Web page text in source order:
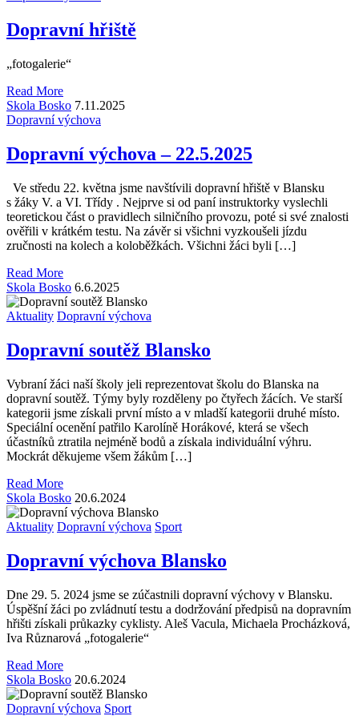
Dopravní hřiště
„fotogalerie“
Read More
Skola Bosko 7.11.2025
Dopravní výchova
Dopravní výchova – 22.5.2025
Ve středu 22. května jsme navštívili dopravní hřiště v Blansku
s žáky V. a VI. Třídy . Nejprve si od paní instruktorky vyslechli
teoretickou část o pravidlech silničního provozu, poté si své znalosti
ověřili v krátkém testu. Na závěr si všichni vyzkoušeli jízdu
zručnosti na kolech a koloběžkách. Všichni žáci byli […]
Read More
Skola Bosko 6.6.2025
Aktuality Dopravní výchova
Dopravní soutěž Blansko
Vybraní žáci naší školy jeli reprezentovat školu do Blanska na
dopravní soutěž. Týmy byly rozděleny po čtyřech žácích. Ve starší
kategorii jsme získali první místo a v mladší kategorii druhé místo.
Speciální ocenění patřilo Karolíně Horákové, která se všech
účastníků ztratila nejméně bodů a získala individuální výhru.
Mockrát děkujeme všem žákům […]
Read More
Skola Bosko 20.6.2024
Aktuality Dopravní výchova Sport
Dopravní výchova Blansko
Dne 29. 5. 2024 jsme se zúčastnili dopravní výchovy v Blansku.
Úspěšní žáci po zvládnutí testu a dodržování předpisů na dopravním
hřišti získali průkazky cyklisty. Aleš Vacula, Michaela Procházková,
Iva Různarová „fotogalerie“
Read More
Skola Bosko 20.6.2024
Dopravní výchova Sport